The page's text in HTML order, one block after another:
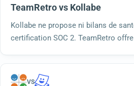
TeamRetro vs Kollabe
Kollabe ne propose ni bilans de
certification SOC 2. TeamRetro
modèles et une sécurité conforme
VS